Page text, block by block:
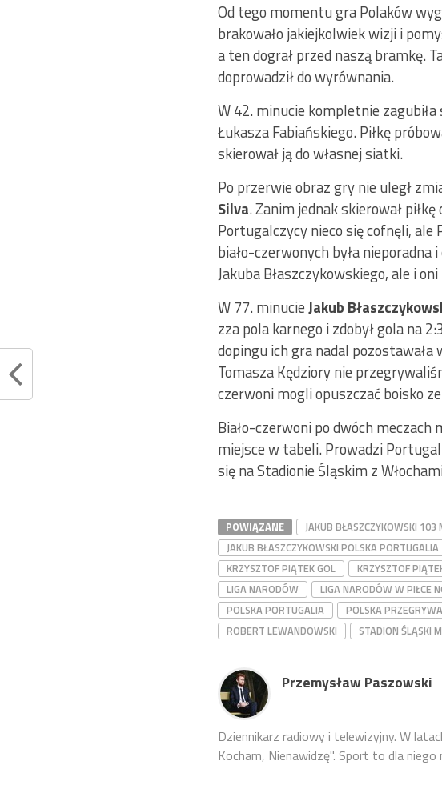
Od tego momentu gra Polaków
brakowało jakiejkolwiek wizji i
a ten dograł przed naszą bramkę.
doprowadził do wyrównania.
W 42. minucie kompletnie zagubiła
Łukasza Fabiańskiego. Piłkę
skierował ją do własnej siatki.
Po przerwie obraz gry nie uległ
Silva. Zanim jednak skierował
Portugalczycy nieco się cofnęli,
biało-czerwonych była nieporadna
Jakuba Błaszczykowskiego, ale i
W 77. minucieJakub
zza pola karnego i zdobył gola na
dopingu ich gra nadal
Tomasza Kędziory nie
czerwoni mogli opuszczać boisko
Biało-czerwoni po dwóch
miejsce w tabeli. Prowadzi
się na Stadionie Śląskim z
POWIĄZANE JAKUB BŁASZCZYKOWSKI 103
JAKUB BŁASZCZYKOWSKI POLSKA PORTUGALIA
KRZYSZTOF PIĄTEK GOL
KRZYSZTOF
LIGA NARODÓW
LIGA NARODÓW W PIŁCE
POLSKA PORTUGALIA
POLSKA
ROBERT LEWANDOWSKI
STADION ŚLĄSKI
Przemysław Paszowski
Dziennikarz radiowy i telewizyjny. W
Kocham, Nienawidzę". Sport to dla